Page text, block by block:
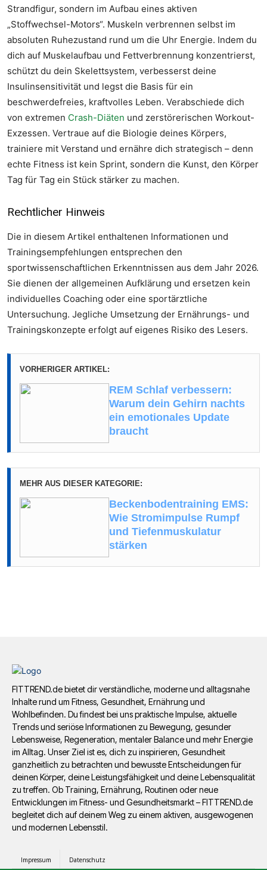
Strandfigur, sondern im Aufbau eines aktiven
„Stoffwechsel-Motors“. Muskeln verbrennen selbst im
absoluten Ruhezustand rund um die Uhr Energie. Indem du
dich auf Muskelaufbau und Fettverbrennung konzentrierst,
schützt du dein Skelettsystem, verbesserst deine
Insulinsensitivität und legst die Basis für ein
beschwerdefreies, kraftvolles Leben. Verabschiede dich
von extremen Crash-Diäten und zerstörerischen Workout-
Exzessen. Vertraue auf die Biologie deines Körpers,
trainiere mit Verstand und ernähre dich strategisch – denn
echte Fitness ist kein Sprint, sondern die Kunst, den Körper
Tag für Tag ein Stück stärker zu machen.
Rechtlicher Hinweis
Die in diesem Artikel enthaltenen Informationen und
Trainingsempfehlungen entsprechen den
sportwissenschaftlichen Erkenntnissen aus dem Jahr 2026.
Sie dienen der allgemeinen Aufklärung und ersetzen kein
individuelles Coaching oder eine sportärztliche
Untersuchung. Jegliche Umsetzung der Ernährungs- und
Trainingskonzepte erfolgt auf eigenes Risiko des Lesers.
VORHERIGER ARTIKEL:
REM Schlaf verbessern:
Warum dein Gehirn nachts
ein emotionales Update
braucht
MEHR AUS DIESER KATEGORIE:
Beckenbodentraining EMS:
Wie Stromimpulse Rumpf
und Tiefenmuskulatur
stärken
FITTREND.de bietet dir verständliche, moderne und alltagsnahe
Inhalte rund um Fitness, Gesundheit, Ernährung und
Wohlbefinden. Du findest bei uns praktische Impulse, aktuelle
Trends und seriöse Informationen zu Bewegung, gesunder
Lebensweise, Regeneration, mentaler Balance und mehr Energie
im Alltag. Unser Ziel ist es, dich zu inspirieren, Gesundheit
ganzheitlich zu betrachten und bewusste Entscheidungen für
deinen Körper, deine Leistungsfähigkeit und deine Lebensqualität
zu treffen. Ob Training, Ernährung, Routinen oder neue
Entwicklungen im Fitness- und Gesundheitsmarkt – FITTREND.de
begleitet dich auf deinem Weg zu einem aktiven, ausgewogenen
und modernen Lebensstil.
Impressum Datenschutz